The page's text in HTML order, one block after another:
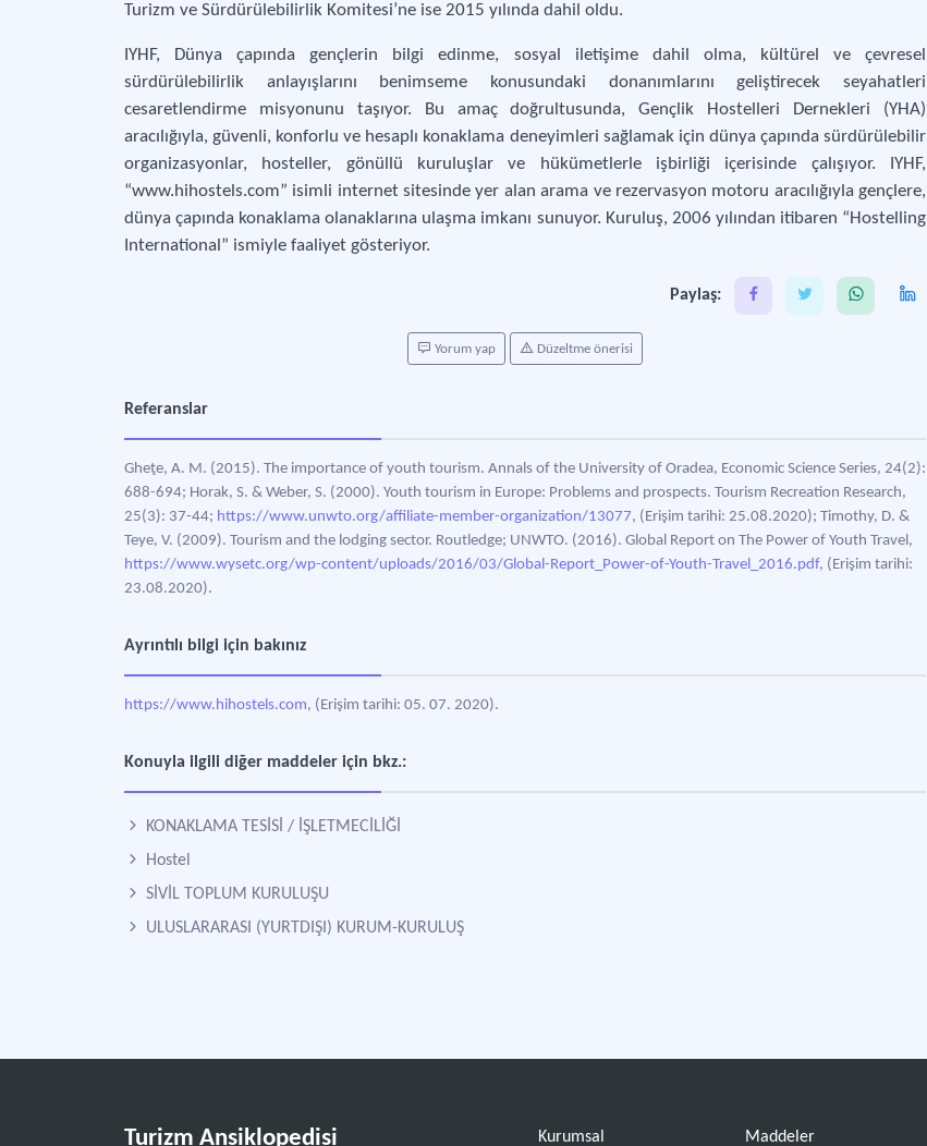
Turizm ve Sürdürülebilirlik Komitesi’ne ise 2015 yılında dahil oldu.
IYHF, Dünya çapında gençlerin bilgi edinme, sosyal iletişime dahil olma, kültürel ve çevresel
sürdürülebilirlik anlayışlarını benimseme konusundaki donanımlarını geliştirecek seyahatleri
cesaretlendirme misyonunu taşıyor. Bu amaç doğrultusunda, Gençlik Hostelleri Dernekleri (YHA)
aracılığıyla, güvenli, konforlu ve hesaplı konaklama deneyimleri sağlamak için dünya çapında sürdürülebilir
organizasyonlar, hosteller, gönüllü kuruluşlar ve hükümetlerle işbirliği içerisinde çalışıyor. IYHF,
“www.hihostels.com” isimli internet sitesinde yer alan arama ve rezervasyon motoru aracılığıyla gençlere,
dünya çapında konaklama olanaklarına ulaşma imkanı sunuyor. Kuruluş, 2006 yılından itibaren “Hostelling
International” ismiyle faaliyet gösteriyor.
Paylaş:
Yorum yap Düzeltme önerisi
Referanslar
Gheţe, A. M. (2015). The importance of youth tourism. Annals of the University of Oradea, Economic Science Series, 24(2):
688-694; Horak, S. & Weber, S. (2000). Youth tourism in Europe: Problems and prospects. Tourism Recreation Research,
25(3): 37-44; https://www.unwto.org/affiliate-member-organization/13077, (Erişim tarihi: 25.08.2020); Timothy, D. &
Teye, V. (2009). Tourism and the lodging sector. Routledge; UNWTO. (2016). Global Report on The Power of Youth Travel,
https://www.wysetc.org/wp-content/uploads/2016/03/Global-Report_Power-of-Youth-Travel_2016.pdf, (Erişim tarihi:
23.08.2020).
Ayrıntılı bilgi için bakınız
https://www.hihostels.com, (Erişim tarihi: 05. 07. 2020).
Konuyla ilgili diğer maddeler için bkz.:
KONAKLAMA TESİSİ / İŞLETMECİLİĞİ
Hostel
SİVİL TOPLUM KURULUŞU
ULUSLARARASI (YURTDIŞI) KURUM-KURULUŞ
Turizm Ansiklopedisi Kurumsal Maddeler